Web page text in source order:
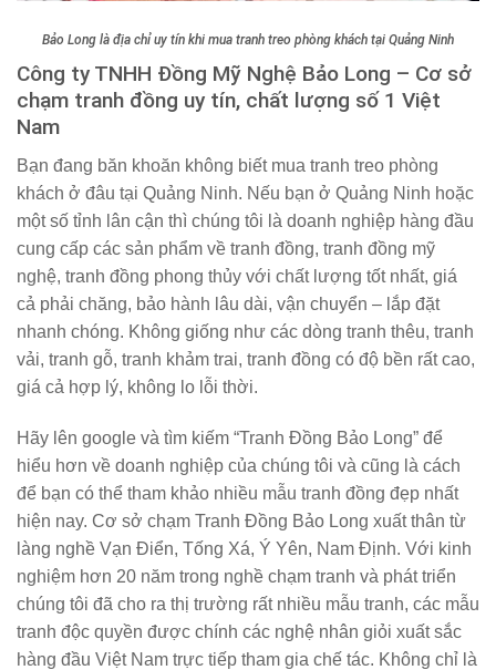
Bảo Long là địa chỉ uy tín khi mua tranh treo phòng khách tại Quảng Ninh
Công ty TNHH Đồng Mỹ Nghệ Bảo Long – Cơ sở
chạm tranh đồng uy tín, chất lượng số 1 Việt
Nam
Bạn đang băn khoăn không biết mua tranh treo phòng
khách ở đâu tại Quảng Ninh. Nếu bạn ở Quảng Ninh hoặc
một số tỉnh lân cận thì chúng tôi là doanh nghiệp hàng đầu
cung cấp các sản phẩm về tranh đồng, tranh đồng mỹ
nghệ, tranh đồng phong thủy với chất lượng tốt nhất, giá
cả phải chăng, bảo hành lâu dài, vận chuyển – lắp đặt
nhanh chóng. Không giống như các dòng tranh thêu, tranh
vải, tranh gỗ, tranh khảm trai, tranh đồng có độ bền rất cao,
giá cả hợp lý, không lo lỗi thời.
Hãy lên google và tìm kiếm “Tranh Đồng Bảo Long” để
hiểu hơn về doanh nghiệp của chúng tôi và cũng là cách
để bạn có thể tham khảo nhiều mẫu tranh đồng đẹp nhất
hiện nay. Cơ sở chạm Tranh Đồng Bảo Long xuất thân từ
làng nghề Vạn Điển, Tống Xá, Ý Yên, Nam Định. Với kinh
nghiệm hơn 20 năm trong nghề chạm tranh và phát triển
chúng tôi đã cho ra thị trường rất nhiều mẫu tranh, các mẫu
tranh độc quyền được chính các nghệ nhân giỏi xuất sắc
hàng đầu Việt Nam trực tiếp tham gia chế tác. Không chỉ là